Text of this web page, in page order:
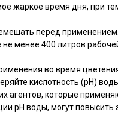
жаркое время дня, при
перед применением.
не менее 400 литров
во время
кислотность (pH)
агентов, которые
рН воды, могут повысить